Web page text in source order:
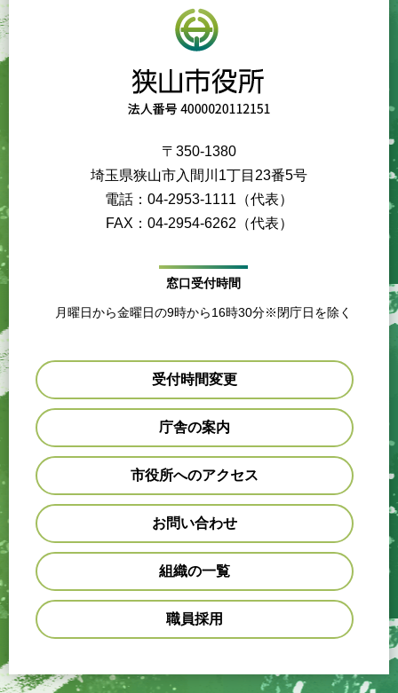
〒350-1380
埼玉県狭山市入間川1丁目23番5号
電話：04-2953-1111（代表）
FAX：04-2954-6262（代表）
窓口受付時間
月曜日から金曜日の9時から16時30分※閉庁日を除く
受付時間変更
庁舎の案内
市役所へのアクセス
お問い合わせ
組織の一覧
職員採用